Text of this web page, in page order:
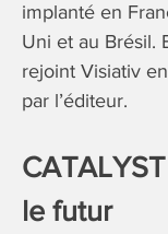
implanté en
Uni et au Brésil.
rejoint Visiativ
par l’éditeur.
le futur